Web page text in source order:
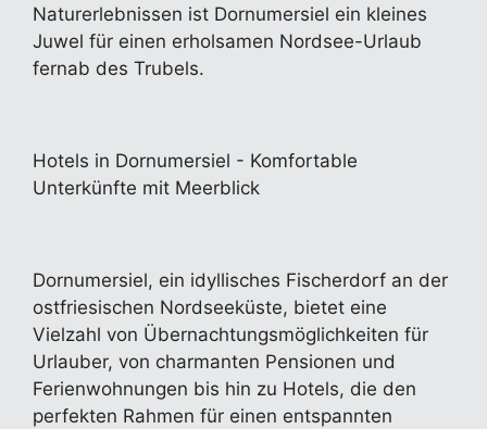
Naturerlebnissen ist Dornumersiel ein kleines
Juwel für einen erholsamen Nordsee-Urlaub
fernab des Trubels.
Hotels in Dornumersiel - Komfortable
Unterkünfte mit Meerblick
Dornumersiel, ein idyllisches Fischerdorf an der
ostfriesischen Nordseeküste, bietet eine
Vielzahl von Übernachtungsmöglichkeiten für
Urlauber, von charmanten Pensionen und
Ferienwohnungen bis hin zu Hotels, die den
perfekten Rahmen für einen entspannten